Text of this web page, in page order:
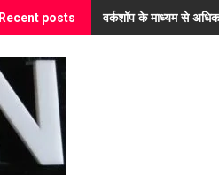
Recent posts वर्कशॉप के माध्यम से